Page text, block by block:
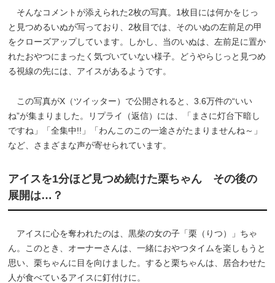
そんなコメントが添えられた2枚の写真。1枚目には何かをじっ
と見つめるいぬが写っており、2枚目では、そのいぬの左前足の甲
をクローズアップしています。しかし、当のいぬは、左前足に置か
れたおやつにまったく気づいていない様子。どうやらじっと見つめ
る視線の先には、アイスがあるようです。
この写真がX（ツイッター）で公開されると、3.6万件の“いい
ね”が集まりました。リプライ（返信）には、「まさに灯台下暗し
ですね」「全集中!!」「わんこのこの一途さがたまりませんね～」
など、さまざまな声が寄せられています。
アイスを1分ほど見つめ続けた栗ちゃん その後の
展開は…？
アイスに心を奪われたのは、黒柴の女の子「栗（りつ）」ちゃ
ん。このとき、オーナーさんは、一緒におやつタイムを楽しもうと
思い、栗ちゃんに目を向けました。すると栗ちゃんは、居合わせた
人が食べているアイスに釘付けに。